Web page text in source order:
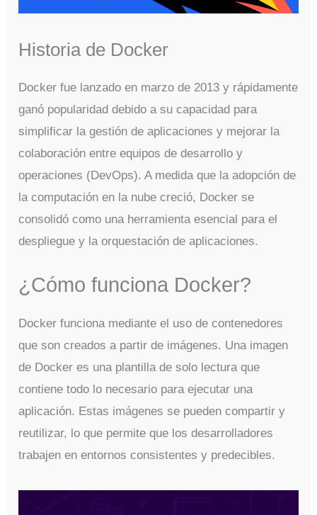
Historia de Docker
Docker fue lanzado en marzo de 2013 y rápidamente
ganó popularidad debido a su capacidad para
simplificar la gestión de aplicaciones y mejorar la
colaboración entre equipos de desarrollo y
operaciones (DevOps). A medida que la adopción de
la computación en la nube creció, Docker se
consolidó como una herramienta esencial para el
despliegue y la orquestación de aplicaciones.
¿Cómo funciona Docker?
Docker funciona mediante el uso de contenedores
que son creados a partir de imágenes. Una imagen
de Docker es una plantilla de solo lectura que
contiene todo lo necesario para ejecutar una
aplicación. Estas imágenes se pueden compartir y
reutilizar, lo que permite que los desarrolladores
trabajen en entornos consistentes y predecibles.